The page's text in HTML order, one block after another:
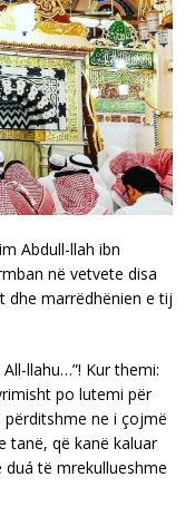
Abdull-llah ibn
në vetvete disa
dhe marrëdhënien e tij
llahu…”! Kur themi:
po lutemi për
ne i çojmë
tanë, që kanë kaluar
të mrekullueshme